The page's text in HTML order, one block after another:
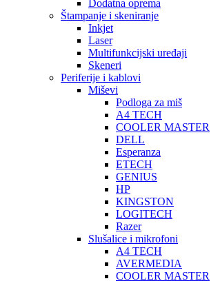
Dodatna oprema
Štampanje i skeniranje
Inkjet
Laser
Multifunkcijski uređaji
Skeneri
Periferije i kablovi
Miševi
Podloga za miš
A4 TECH
COOLER MASTER
DELL
Esperanza
ETECH
GENIUS
HP
KINGSTON
LOGITECH
Razer
Slušalice i mikrofoni
A4 TECH
AVERMEDIA
COOLER MASTER